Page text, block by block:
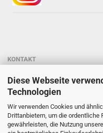
Diese Webseite
Technologien
Wir verwenden Cookies und
Drittanbietern, um die
gewährleisten, die Nutzung
KONTAKT
Dipl.-Ing. Susanne Spatz-
Tel: 0 88 03 - 47 80 900
Mail: info@staudenspatz.de